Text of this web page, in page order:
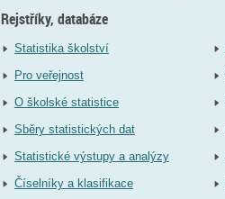
Rejstříky, databáze
Statistika školství
Pro veřejnost
O školské statistice
Sběry statistických dat
Statistické výstupy a analýzy
Číselníky a klasifikace